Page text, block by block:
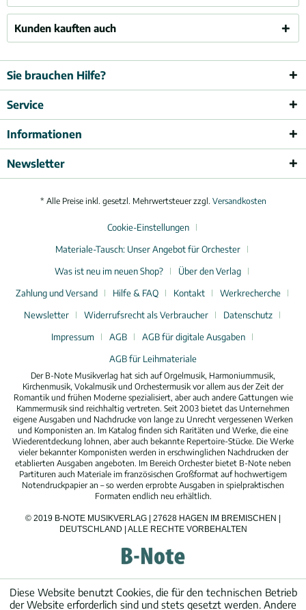
Kunden kauften auch
Sie brauchen Hilfe?
Service
Informationen
Newsletter
* Alle Preise inkl. gesetzl. Mehrwertsteuer zzgl. Versandkosten
Cookie-Einstellungen
Materiale-Tausch: Unser Angebot für Orchester
Was ist neu im neuen Shop?
Über den Verlag
Zahlung und Versand
Hilfe & FAQ Kontakt
Werkrecherche
Newsletter
Widerrufsrecht als Verbraucher
Datenschutz
Impressum
AGB
AGB für digitale Ausgaben
AGB für Leihmateriale
Der B-Note Musikverlag hat sich auf Orgelmusik, Harmoniummusik,
Kirchenmusik, Vokalmusik und Orchestermusik vor allem aus der Zeit der
Romantik und frühen Moderne spezialisiert, aber auch andere Gattungen wie
Kammermusik sind reichhaltig vertreten. Seit 2003 bietet das Unternehmen
eigene Ausgaben und Nachdrucke von lange zu Unrecht vergessenen Werken
und Komponisten an. Im Katalog finden sich Raritäten und Werke, die eine
Wiederentdeckung lohnen, aber auch bekannte Repertoire-Stücke. Die Werke
vieler bekannter Komponisten werden in erschwinglichen Nachdrucken der
etablierten Ausgaben angeboten. Im Bereich Orchester bietet B-Note neben
Partituren auch Materiale im französischen Großformat auf hochwertigem
Notendruckpapier an – so werden erprobte Ausgaben in spielpraktischen
Formaten endlich neu erhältlich.
© 2019 B-NOTE MUSIKVERLAG | 27628 HAGEN IM BREMISCHEN |
DEUTSCHLAND | ALLE RECHTE VORBEHALTEN
Diese Website benutzt Cookies, die für den technischen Betrieb
der Website erforderlich sind und stets gesetzt werden. Andere